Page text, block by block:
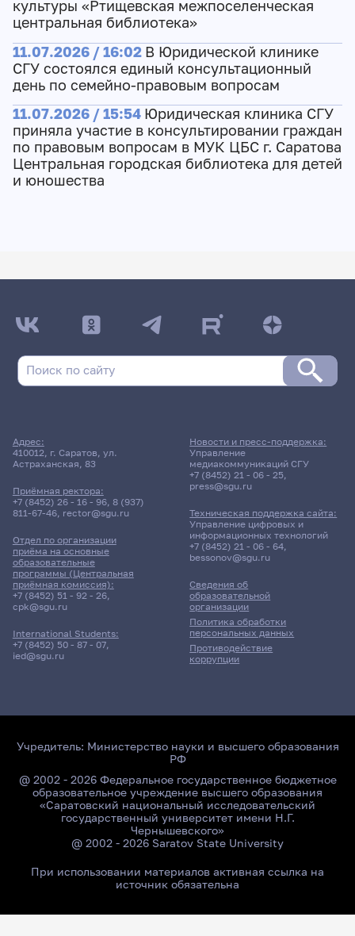
культуры «Ртищевская межпоселенческая
центральная библиотека»
11.07.2026 / 16:02 В Юридической клинике
СГУ состоялся единый консультационный
день по семейно-правовым вопросам
11.07.2026 / 15:54 Юридическая клиника СГУ
приняла участие в консультировании граждан
по правовым вопросам в МУК ЦБС г. Саратова
Центральная городская библиотека для детей
и юношества
Адрес:
410012, г. Саратов, ул.
Астраханская, 83
Приёмная ректора:
+7 (8452) 26 - 16 - 96, 8 (937)
811-67-46, rector@sgu.ru
Отдел по организации
приёма на основные
образовательные
программы (Центральная
приёмная комиссия):
+7 (8452) 51 - 92 - 26,
cpk@sgu.ru
International Students:
+7 (8452) 50 - 87 - 07,
ied@sgu.ru
Сведения об
образовательной
организации
Политика обработки
персональных данных
Противодействие
коррупции
Новости и пресс-поддержка:
Управление
медиакоммуникаций СГУ
+7 (8452) 21 - 06 - 25,
press@sgu.ru
Техническая поддержка сайта:
Управление цифровых и
информационных технологий
+7 (8452) 21 - 06 - 64,
bessonov@sgu.ru
Учредитель: Министерство науки и высшего образования
РФ
@ 2002 - 2026 Федеральное государственное бюджетное
образовательное учреждение высшего образования
«Саратовский национальный исследовательский
государственный университет имени Н.Г.
Чернышевского»
@ 2002 - 2026 Saratov State University
При использовании материалов активная ссылка на
источник обязательна